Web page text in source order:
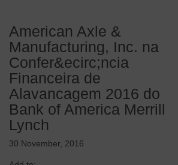
American Axle &
Manufacturing, Inc. na
Confer&ecirc;ncia
Financeira de
Alavancagem 2016 do
Bank of America Merrill
Lynch
30 November, 2016